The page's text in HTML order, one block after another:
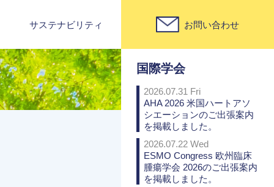
サステナビリティ お問い合わせ
PICK UP
国際学会
2026.07.31 Fri
AHA 2026 米国ハートアソ
シエーションのご出張案内
を掲載しました。
2026.07.22 Wed
ESMO Congress 欧州臨床
腫瘍学会 2026のご出張案内
を掲載しました。